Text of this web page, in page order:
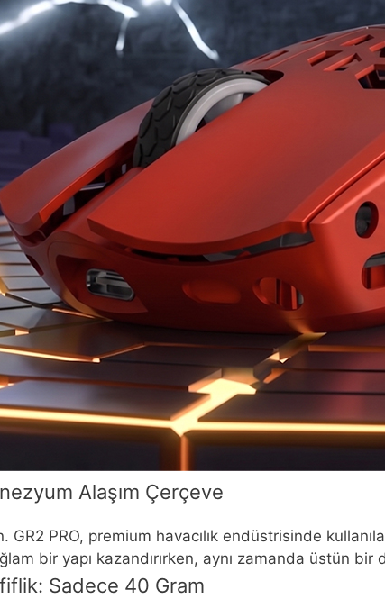
Alaşım Çerçeve
GR2 PRO, premium havacılık endüstrisinde
bir yapı kazandırırken, aynı zamanda üstün bir
Sadece 40 Gram